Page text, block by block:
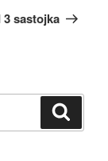
sastojka